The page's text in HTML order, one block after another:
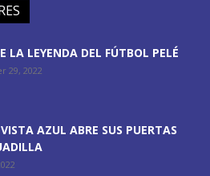
LA LEYENDA DEL FÚTBOL PELÉ
29, 2022
AZUL ABRE SUS PUERTAS